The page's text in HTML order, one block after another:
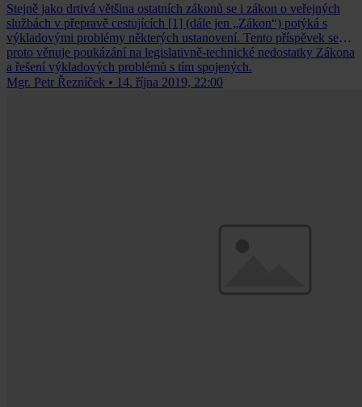
Stejně jako drtivá většina ostatních zákonů se i zákon o veřejných
službách v přepravě cestujících [1] (dále jen „Zákon“) potýká s
výkladovými problémy některých ustanovení. Tento příspěvek se
proto věnuje poukázání na legislativně-technické nedostatky Zákona
a řešení výkladových problémů s tím spojených.
Mgr. Petr Řezníček • 14. října 2019, 22:00